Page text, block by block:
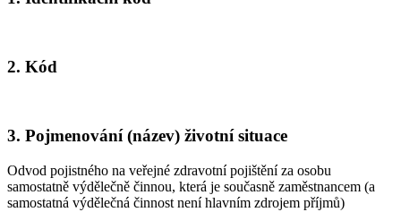
2. Kód
3. Pojmenování (název) životní situace
Odvod pojistného na veřejné zdravotní pojištění za osobu
samostatně výdělečně činnou, která je současně zaměstnancem (a
samostatná výdělečná činnost není hlavním zdrojem příjmů)